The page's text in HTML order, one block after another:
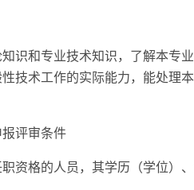
识和专业技术知识，了解本专
技术工作的实际能力，能处理
评审条件
资格的人员，其学历（学位）